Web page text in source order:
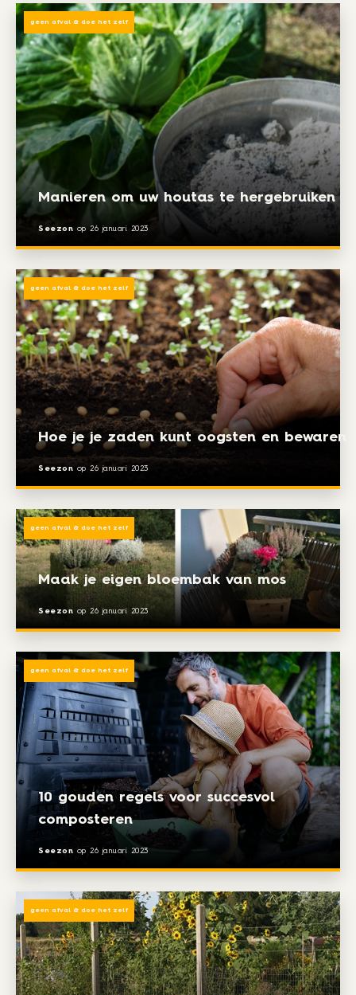
Manieren om uw houtas te hergebruiken
Seezon op 26 januari 2023
geen afval & doe het zelf
Hoe je je zaden kunt oogsten en bewaren
Seezon op 26 januari 2023
geen afval & doe het zelf
Maak je eigen bloembak van mos
Seezon op 26 januari 2023
geen afval & doe het zelf
10 gouden regels voor succesvol
composteren
Seezon op 26 januari 2023
geen afval & doe het zelf
geen afval & doe het zelf